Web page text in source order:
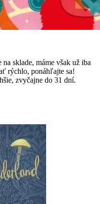
sklade, máme však už iba
rýchlo, ponáhľajte sa!
zvyčajne do 31 dní.